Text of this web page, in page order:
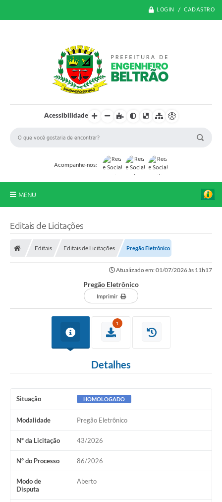
LOGIN / CADASTRO
Acessibilidade
Acompanhe-nos:
MENU
A Prefeitura
Galeria de Fotos
Contratos
Audiências Públicas
Arquivos para Download
Editais de Licitações
Editais Editais de Licitações Pregão Eletrônico
Atualizado em: 01/07/2026 às 11h17
Pregão Eletrônico
Imprimir
1
Detalhes
Situação HOMOLOGADO
Modalidade Pregão Eletrônico
Nº da Licitação 43/2026
Nº do Processo 86/2026
Modo de
Disputa
Aberto